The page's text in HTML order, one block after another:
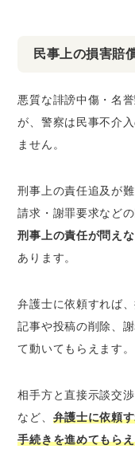
民事上の損害賠
悪質な誹謗中傷・名
が、 警察は民事不介
ません 。
刑事上の責任追及が
請求・謝罪要求など
刑事上の責任が問え
あります。
弁護士に依頼すれば
記事や投稿の削除、
て動いてもらえます。
相手方と直接示談交
など、 弁護士に依頼
手続きを進めてもら